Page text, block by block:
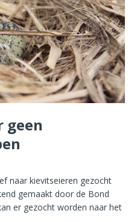
geen
naar kievitseieren gezocht
gemaakt door de Bond
er gezocht worden naar het